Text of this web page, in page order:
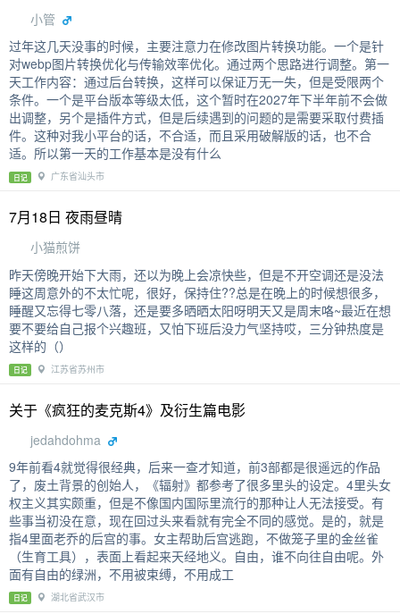
小管
过年这几天没事的时候，主要注意力在修改图片转换功能。一个是针
对webp图片转换优化与传输效率优化。通过两个思路进行调整。第一
天工作内容：通过后台转换，这样可以保证万无一失，但是受限两个
条件。一个是平台版本等级太低，这个暂时在2027年下半年前不会做
出调整，另个是插件方式，但是后续遇到的问题的是需要采取付费插
件。这种对我小平台的话，不合适，而且采用破解版的话，也不合
适。所以第一天的工作基本是没有什么
日记 广东省汕头市
7月18日 夜雨昼晴
小猫煎饼
昨天傍晚开始下大雨，还以为晚上会凉快些，但是不开空调还是没法
睡这周意外的不太忙呢，很好，保持住??总是在晚上的时候想很多，
睡醒又忘得七零八落，还是要多晒晒太阳呀明天又是周末咯~最近在想
要不要给自己报个兴趣班，又怕下班后没力气坚持哎，三分钟热度是
这样的（）
日记 江苏省苏州市
关于《疯狂的麦克斯4》及衍生篇电影
jedahdohma
9年前看4就觉得很经典，后来一查才知道，前3部都是很遥远的作品
了，废土背景的创始人，《辐射》都参考了很多里头的设定。4里头女
权主义其实颇重，但是不像国内国际里流行的那种让人无法接受。有
些事当初没在意，现在回过头来看就有完全不同的感觉。是的，就是
指4里面老乔的后宫的事。女主帮助后宫逃跑，不做笼子里的金丝雀
（生育工具），表面上看起来天经地义。自由，谁不向往自由呢。外
面有自由的绿洲，不用被束缚，不用成工
日记 湖北省武汉市